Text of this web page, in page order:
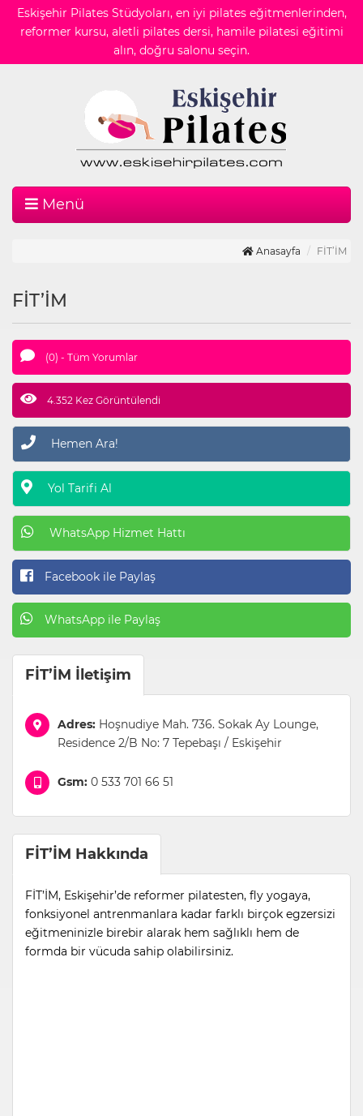
Eskişehir Pilates Stüdyoları, en iyi pilates eğitmenlerinden,
reformer kursu, aletli pilates dersi, hamile pilatesi eğitimi
alın, doğru salonu seçin.
Menü
Anasayfa FİT’İM
FİT’İM
(0) - Tüm Yorumlar
4.352 Kez Görüntülendi
Hemen Ara!
Yol Tarifi Al
WhatsApp Hizmet Hattı
Facebook ile Paylaş
WhatsApp ile Paylaş
FİT’İM İletişim
Adres: Hoşnudiye Mah. 736. Sokak Ay Lounge,
Residence 2/B No: 7 Tepebaşı / Eskişehir
Gsm: 0 533 701 66 51
FİT’İM Hakkında
FİT’İM, Eskişehir’de reformer pilatesten, fly yogaya,
fonksiyonel antrenmanlara kadar farklı birçok egzersizi
eğitmeninizle birebir alarak hem sağlıklı hem de
formda bir vücuda sahip olabilirsiniz.